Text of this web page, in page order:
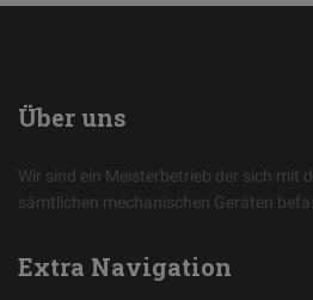
Über uns
Wir sind ein Meisterbetrieb der sich mit
sämtlichen mechanischen Geräten
Extra Navigation